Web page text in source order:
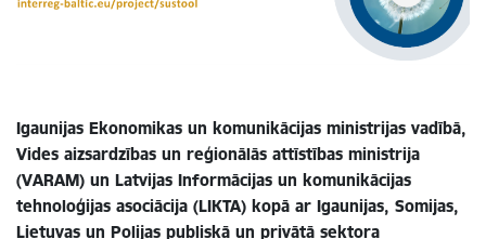
Igaunijas Ekonomikas un komunikācijas ministrijas vadībā,
Vides aizsardzības un reģionālās attīstības ministrija
(VARAM) un Latvijas Informācijas un komunikācijas
tehnoloģijas asociācija (LIKTA) kopā ar Igaunijas, Somijas,
Lietuvas un Polijas publiskā un privātā sektora